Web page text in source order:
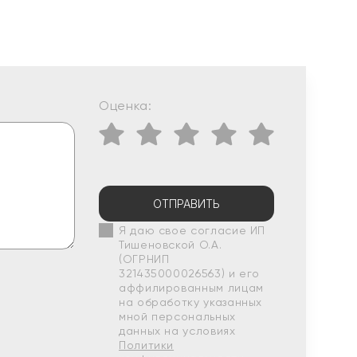
Оценка:
ОТПРАВИТЬ
Я даю свое согласие ИП
Тишеновской О.А.
(ОГРНИП
321435000026563) и его
аффилированным лицам
на обработку указанных
мной персональных
данных на условиях
Политики